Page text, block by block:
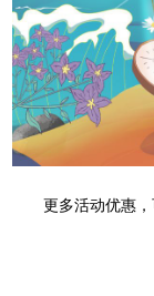
更多活动优惠